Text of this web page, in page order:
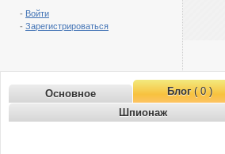
- Войти
- Зарегистрироваться
Основное Блог( 0 )
Шпионаж